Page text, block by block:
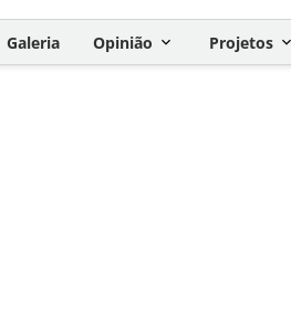
Galeria Opinião Projetos